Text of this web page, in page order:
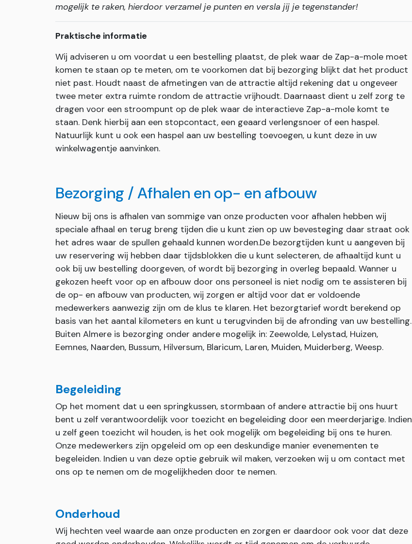
mogelijk te raken, hierdoor verzamel je punten en versla jij je tegenstander!
Praktische informatie
Wij adviseren u om voordat u een bestelling plaatst, de plek waar de Zap-a-mole moet
komen te staan op te meten, om te voorkomen dat bij bezorging blijkt dat het product
niet past. Houdt naast de afmetingen van de attractie altijd rekening dat u ongeveer
twee meter extra ruimte rondom de attractie vrijhoudt. Daarnaast dient u zelf zorg te
dragen voor een stroompunt op de plek waar de interactieve Zap-a-mole komt te
staan. Denk hierbij aan een stopcontact, een geaard verlengsnoer of een haspel.
Natuurlijk kunt u ook een haspel aan uw bestelling toevoegen, u kunt deze in uw
winkelwagentje aanvinken.
Bezorging / Afhalen en op- en afbouw
Nieuw bij ons is afhalen van sommige van onze producten voor afhalen hebben wij
speciale afhaal en terug breng tijden die u kunt zien op uw bevesteging daar straat ook
het adres waar de spullen gehaald kunnen worden.De bezorgtijden kunt u aangeven bij
uw reservering wij hebben daar tijdsblokken die u kunt selecteren, de afhaaltijd kunt u
ook bij uw bestelling doorgeven, of wordt bij bezorging in overleg bepaald. Wanner u
gekozen heeft voor op en afbouw door ons personeel is niet nodig om te assisteren bij
de op- en afbouw van producten, wij zorgen er altijd voor dat er voldoende
medewerkers aanwezig zijn om de klus te klaren. Het bezorgtarief wordt berekend op
basis van het aantal kilometers en kunt u terugvinden bij de afronding van uw bestelling.
Buiten Almere is bezorging onder andere mogelijk in: Zeewolde, Lelystad, Huizen,
Eemnes, Naarden, Bussum, Hilversum, Blaricum, Laren, Muiden, Muiderberg, Weesp.
Begeleiding
Op het moment dat u een springkussen, stormbaan of andere attractie bij ons huurt
bent u zelf verantwoordelijk voor toezicht en begeleiding door een meerderjarige. Indien
u zelf geen toezicht wil houden, is het ook mogelijk om begeleiding bij ons te huren.
Onze medewerkers zijn opgeleid om op een deskundige manier evenementen te
begeleiden. Indien u van deze optie gebruik wil maken, verzoeken wij u om contact met
ons op te nemen om de mogelijkheden door te nemen.
Onderhoud
Wij hechten veel waarde aan onze producten en zorgen er daardoor ook voor dat deze